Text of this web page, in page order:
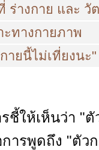
ร่างกาย และ วั
ะทางกายภาพ
ายนี้ไม่เที่ยงนะ"
ชี้ให้เห็นว่า "ตั
ารพูดถึง "ตัว